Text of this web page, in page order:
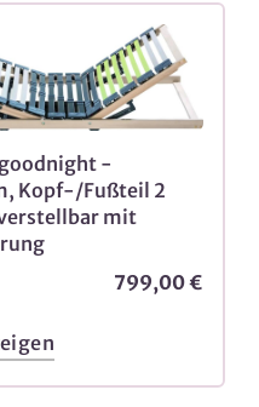
-
Kopf-/Fußteil 2
mit
799,00 €